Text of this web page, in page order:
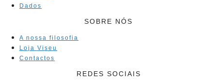
Dados
SOBRE NÓS
A nossa filosofia
Loja Viseu
Contactos
REDES SOCIAIS